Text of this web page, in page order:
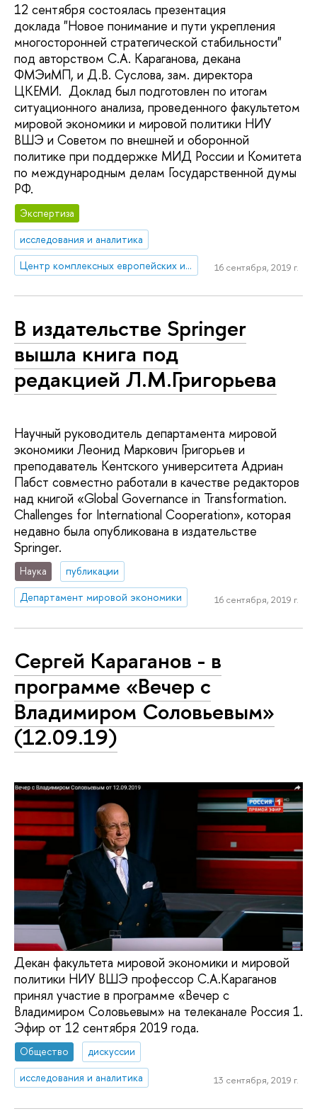
12 сентября состоялась презентация
доклада "Новое понимание и пути укрепления
многосторонней стратегической стабильности"
под авторством С.А. Караганова, декана
ФМЭиМП, и Д.В. Суслова, зам. директора
ЦКЕМИ. Доклад был подготовлен по итогам
ситуационного анализа, проведенного факультетом
мировой экономики и мировой политики НИУ
ВШЭ и Советом по внешней и оборонной
политике при поддержке МИД России и Комитета
по международным делам Государственной думы
РФ.
Экспертиза
исследования и аналитика
Центр комплексных европейских и международных исследований (ЦКЕМИ)
16 сентября, 2019 г.
В издательстве Springer
вышла книга под
редакцией Л.М.Григорьева
Научный руководитель департамента мировой
экономики Леонид Маркович Григорьев и
преподаватель Кентского университета Адриан
Пабст совместно работали в качестве редакторов
над книгой «Global Governance in Transformation.
Challenges for International Cooperation», которая
недавно была опубликована в издательстве
Springer.
Наука
публикации
Департамент мировой экономики
16 сентября, 2019 г.
Сергей Караганов - в
программе «Вечер с
Владимиром Соловьевым»
(12.09.19)
Декан факультета мировой экономики и мировой
политики НИУ ВШЭ профессор С.А.Караганов
принял участие в программе «Вечер с
Владимиром Соловьевым» на телеканале Россия 1.
Эфир от 12 сентября 2019 года.
Общество
дискуссии
исследования и аналитика
13 сентября, 2019 г.